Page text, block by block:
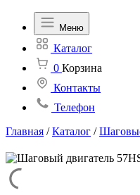
Меню
Каталог
0 Корзина
Контакты
Телефон
Главная /Каталог /